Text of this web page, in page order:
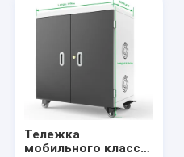
Тележка
мобильного класса